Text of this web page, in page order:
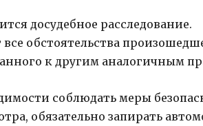
досудебное расследование.
обстоятельства
к другим аналогичным
соблюдать меры
обязательно запирать